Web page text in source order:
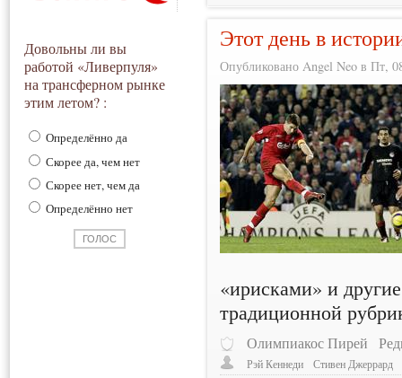
Довольны ли вы
работой «Ливерпуля»
на трансферном рынке
этим летом? :
Определённо да
Скорее да, чем нет
Скорее нет, чем да
Определённо нет
Этот день в
Опубликовано Angel Neo в Пт,
«ирисками» и
традиционной
Олимпиакос Пирей
Рэй Кеннеди Стивен Джеррард